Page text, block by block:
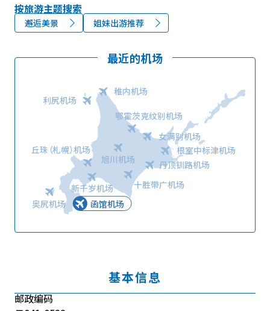
按旅游主题搜索
邂逅美景 姐妹出游推荐
最近的机场
新千岁机场
丘珠（札幌）机场
函馆机场
奥尻机场
旭川机场
稚内机场
利尻机场
鄂霍茨克纹别机场
女满别机场
根室中标津机场
丹顶钏路机场
十胜带广机场
基本信息
邮政编码